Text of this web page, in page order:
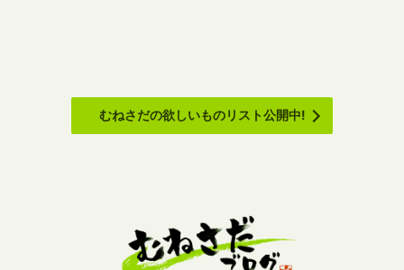
むねさだの欲しいものリスト公開中!